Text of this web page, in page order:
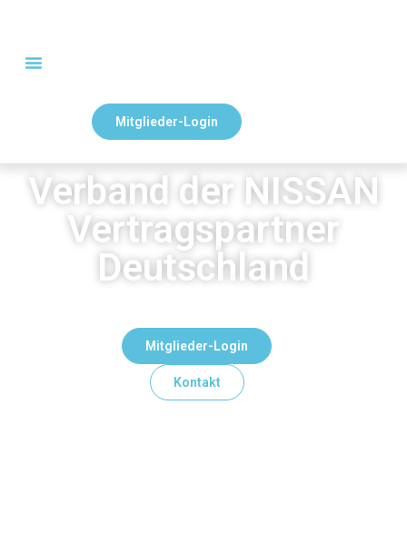
Mitglieder-Login
Verband der NISSAN
Vertragspartner
Deutschland
Mitglieder-Login
Kontakt